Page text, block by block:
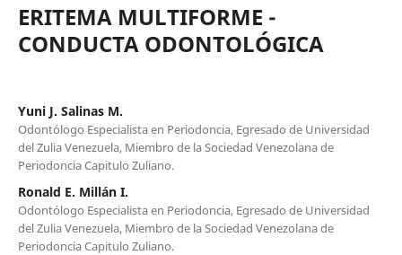
ERITEMA MULTIFORME -
CONDUCTA ODONTOLÓGICA
Yuni J. Salinas M.
Odontólogo Especialista en Periodoncia, Egresado de Universidad
del Zulia Venezuela, Miembro de la Sociedad Venezolana de
Periodoncia Capitulo Zuliano.
Ronald E. Millán I.
Odontólogo Especialista en Periodoncia, Egresado de Universidad
del Zulia Venezuela, Miembro de la Sociedad Venezolana de
Periodoncia Capitulo Zuliano.